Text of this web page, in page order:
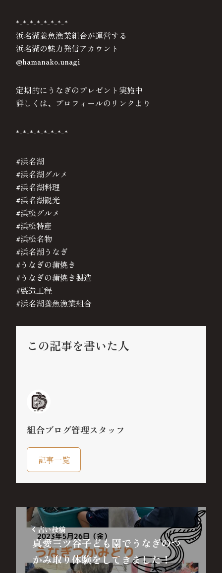
*-*-*-*-*-*-*-*
浜名湖養魚漁業組合が運営する
浜名湖の魅力発信アカウント
@hamanako.unagi
定期的にうなぎのプレゼント実施中
詳しくは、プロフィールのリンクより
*-*-*-*-*-*-*-*
#浜名湖
#浜名湖グルメ
#浜名湖料理
#浜名湖観光
#浜松グルメ
#浜松特産
#浜松名物
#浜名湖うなぎ
#うなぎの蒲焼き
#うなぎの蒲焼き製造
#製造工程
#浜名湖養魚漁業組合
この記事を書いた人
組合ブログ管理スタッフ
記事一覧
古い投稿
真愛三ツ谷子ども園でうなぎのつ
かみ取り体験をしてきました！